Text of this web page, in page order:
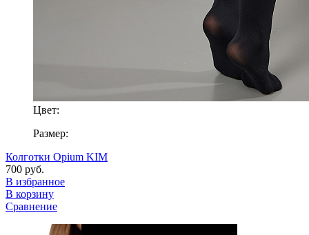
Цвет:
Размер:
Колготки Opium KIM
700 руб.
В избранное
В корзину
Сравнение